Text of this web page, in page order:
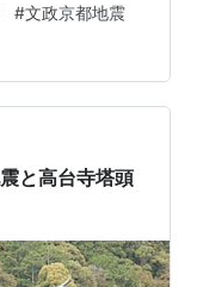
とが起これば、
るのか、という
は同時に。 北陸
教界を中心に北
、京都駅を通ら
承したと…
#文政京都地震
と高台寺塔頭